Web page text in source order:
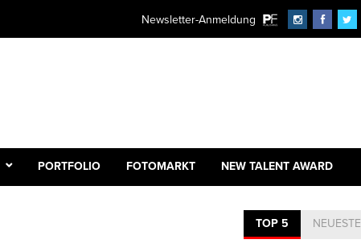
Newsletter-Anmeldung
PORTFOLIO FOTOMARKT NEW TALENT AWARD
TOP 5 NEUESTE